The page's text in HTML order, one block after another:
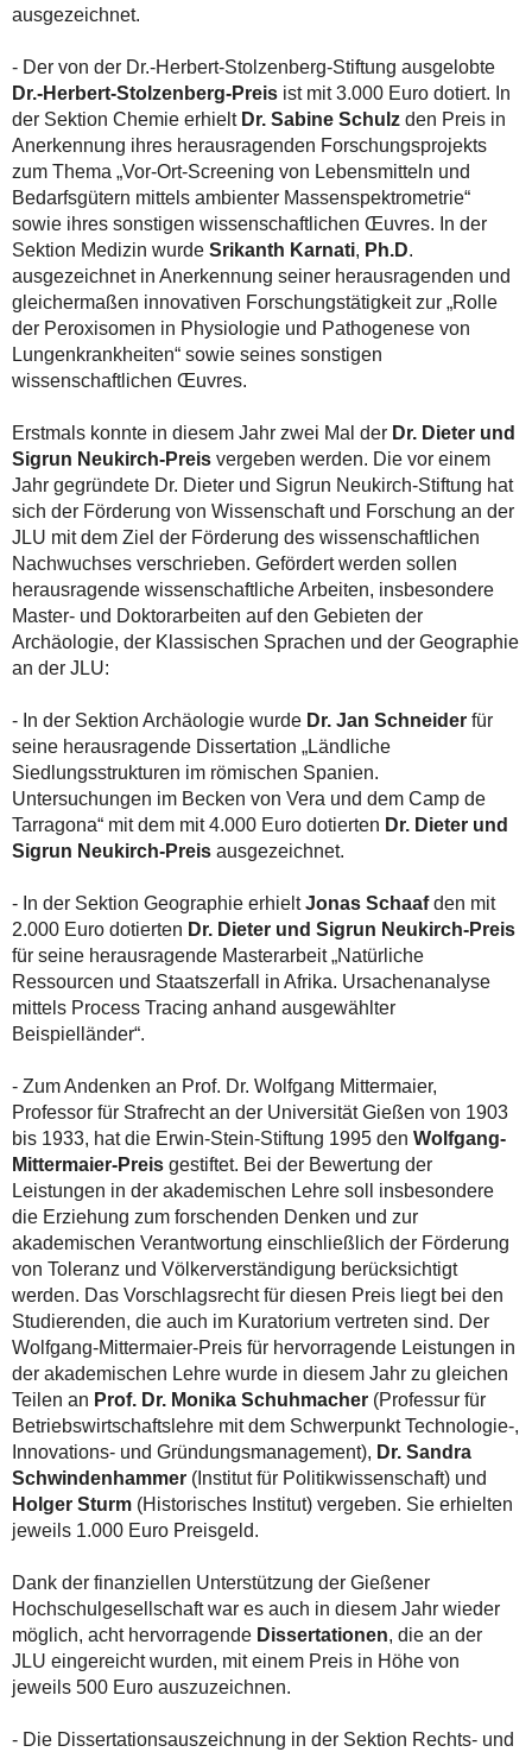
ausgezeichnet.
- Der von der Dr.-Herbert-Stolzenberg-Stiftung ausgelobte
Dr.-Herbert-Stolzenberg-Preisist mit 3.000 Euro dotiert. In
der Sektion Chemie erhielt Dr. Sabine Schulzden Preis in
Anerkennung ihres herausragenden Forschungsprojekts
zum Thema „Vor-Ort-Screening von Lebensmitteln und
Bedarfsgütern mittels ambienter Massenspektrometrie“
sowie ihres sonstigen wissenschaftlichen Œuvres. In der
Sektion Medizin wurde Srikanth Karnati, Ph.D.
ausgezeichnet in Anerkennung seiner herausragenden und
gleichermaßen innovativen Forschungstätigkeit zur „Rolle
der Peroxisomen in Physiologie und Pathogenese von
Lungenkrankheiten“ sowie seines sonstigen
wissenschaftlichen Œuvres.
Erstmals konnte in diesem Jahr zwei Mal der Dr. Dieter und
Sigrun Neukirch-Preisvergeben werden. Die vor einem
Jahr gegründete Dr. Dieter und Sigrun Neukirch-Stiftung hat
sich der Förderung von Wissenschaft und Forschung an der
JLU mit dem Ziel der Förderung des wissenschaftlichen
Nachwuchses verschrieben. Gefördert werden sollen
herausragende wissenschaftliche Arbeiten, insbesondere
Master- und Doktorarbeiten auf den Gebieten der
Archäologie, der Klassischen Sprachen und der Geographie
an der JLU:
- In der Sektion Archäologie wurde Dr. Jan Schneiderfür
seine herausragende Dissertation „Ländliche
Siedlungsstrukturen im römischen Spanien.
Untersuchungen im Becken von Vera und dem Camp de
Tarragona“ mit dem mit 4.000 Euro dotierten Dr. Dieter und
Sigrun Neukirch-Preisausgezeichnet.
- In der Sektion Geographie erhieltJonas Schaafden mit
2.000 Euro dotierten Dr. Dieter und Sigrun Neukirch-Preis
für seine herausragende Masterarbeit „Natürliche
Ressourcen und Staatszerfall in Afrika. Ursachenanalyse
mittels Process Tracing anhand ausgewählter
Beispielländer“.
- Zum Andenken an Prof. Dr. Wolfgang Mittermaier,
Professor für Strafrecht an der Universität Gießen von 1903
bis 1933, hat die Erwin-Stein-Stiftung 1995 den Wolfgang-
Mittermaier-Preisgestiftet. Bei der Bewertung der
Leistungen in der akademischen Lehre soll insbesondere
die Erziehung zum forschenden Denken und zur
akademischen Verantwortung einschließlich der Förderung
von Toleranz und Völkerverständigung berücksichtigt
werden. Das Vorschlagsrecht für diesen Preis liegt bei den
Studierenden, die auch im Kuratorium vertreten sind. Der
Wolfgang-Mittermaier-Preis für hervorragende Leistungen in
der akademischen Lehre wurde in diesem Jahr zu gleichen
Teilen an Prof. Dr. Monika Schuhmacher(Professur für
Betriebswirtschaftslehre mit dem Schwerpunkt Technologie-,
Innovations- und Gründungsmanagement), Dr. Sandra
Schwindenhammer(Institut für Politikwissenschaft) und
Holger Sturm(Historisches Institut) vergeben. Sie erhielten
jeweils 1.000 Euro Preisgeld.
Dank der finanziellen Unterstützung der Gießener
Hochschulgesellschaft war es auch in diesem Jahr wieder
möglich, acht hervorragende Dissertationen, die an der
JLU eingereicht wurden, mit einem Preis in Höhe von
jeweils 500 Euro auszuzeichnen.
- Die Dissertationsauszeichnung in der Sektion Rechts- und